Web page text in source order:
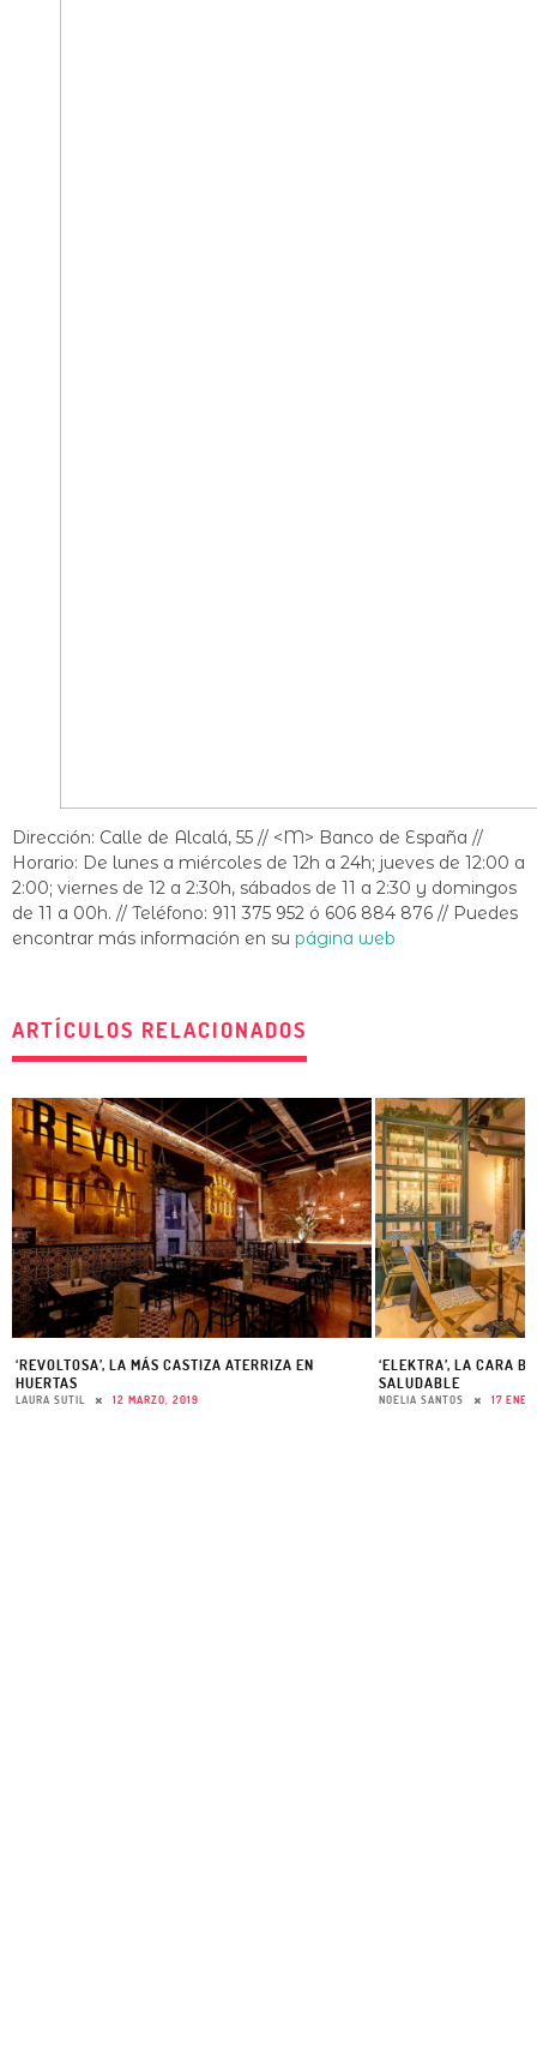
Dirección: Calle de Alcalá, 55 // <M> Banco de España //
Horario: De lunes a miércoles de 12h a 24h; jueves de 12:00 a
2:00; viernes de 12 a 2:30h, sábados de 11 a 2:30 y domingos
de 11 a 00h. // Teléfono: 911 375 952 ó 606 884 876 // Puedes
encontrar más información en su página web
ARTÍCULOS RELACIONADOS
‘REVOLTOSA’, LA MÁS CASTIZA ATERRIZA EN
HUERTAS
LAURA SUTIL 12 MARZO, 2019
‘ELEKTRA’, LA CARA
SALUDABLE
NOELIA SANTOS 17